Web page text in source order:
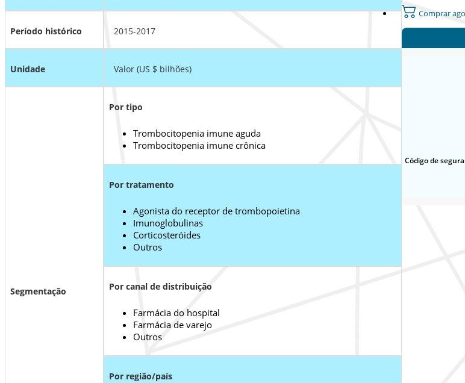
Período histórico 2015-2017
Unidade Valor (US $ bilhões)
Segmentação
Por tipo
Trombocitopenia imune aguda
Trombocitopenia imune crônica
Por tratamento
Agonista do receptor de trombopoietina
Imunoglobulinas
Corticosteróides
Outros
Por canal de distribuição
Farmácia do hospital
Farmácia de varejo
Outros
Por região/país
Comprar
Código de